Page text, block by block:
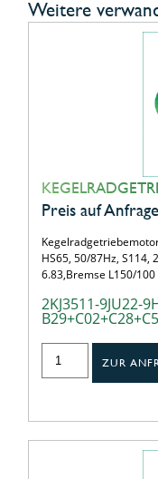
Weitere
Preis auf Anfrage
HS65, 50/87Hz, S114,
6.83,Bremse L150/
2KJ3511-9JU22-
ZUR